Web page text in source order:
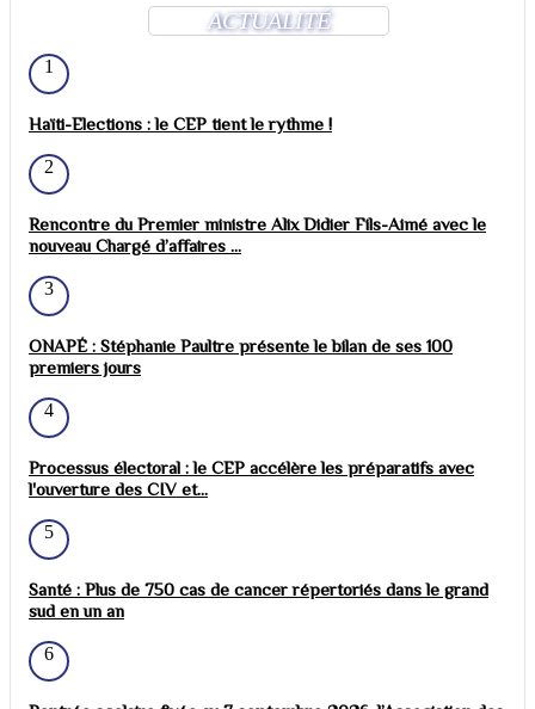
ACTUALITÉ
1
Haïti-Elections : le CEP tient le rythme !
2
Rencontre du Premier ministre Alix Didier Fils-Aimé avec le
nouveau Chargé d’affaires ...
3
ONAPÉ : Stéphanie Paultre présente le bilan de ses 100
premiers jours
4
Processus électoral : le CEP accélère les préparatifs avec
l'ouverture des CIV et...
5
Santé : Plus de 750 cas de cancer répertoriés dans le grand
sud en un an
6